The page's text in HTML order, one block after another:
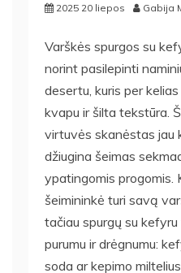
2025 20 liepos Gabija
Varškės spurgos su
norint pasilepinti
desertu, kuris per
kvapu ir šilta tekstūra.
virtuvės skanėstas jau
džiugina šeimas
ypatingomis progomis.
šeimininkė turi savą
tačiau spurgų su
purumu ir drėgnumu:
soda ar kepimo